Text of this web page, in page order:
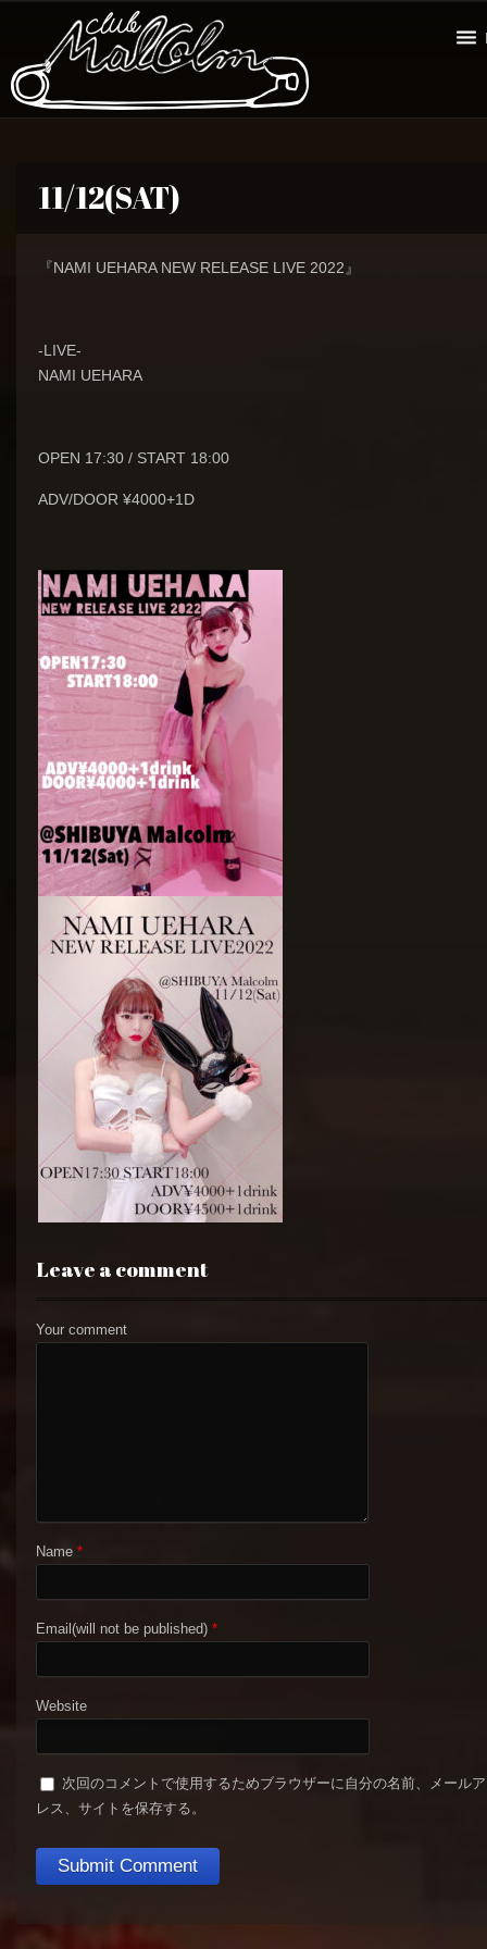
11/12(SAT)
『NAMI UEHARA NEW RELEASE LIVE 2022』
-LIVE-
NAMI UEHARA
OPEN 17:30 / START 18:00
ADV/DOOR ¥4000+1D
Leave a comment
Your comment
Name *
Email(will not be published) *
Website
次回のコメントで使用するためブラウザーに自分の名前、メール
レス、サイトを保存する。